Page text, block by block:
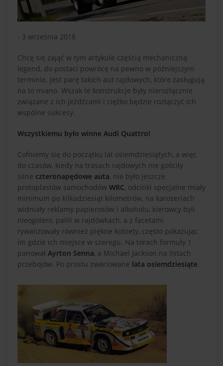
- 3 września 2018
Chcę się zająć w tym artykule częścią mechaniczną
legend, do postaci powrócę na pewno w późniejszym
terminie. Jest parę takich aut rajdowych, które zasługują
na to miano. Wszak te konstrukcje były nierozłącznie
związane z ich jeźdźcami i ciężko będzie rozłączyć ich
wspólne sukcesy.
Wszystkiemu było winne Audi Quattro!
Cofniemy się do początku lat osiemdziesiątych, a więc
do czasów, kiedy na trasach rajdowych nie gościły
silne czteronapędowe auta, nie było jeszcze
protoplastów samochodów WRC, odcinki specjalne miały
minimum po kilkadziesiąt kilometrów, na karoseriach
widniały reklamy papierosów i alkoholu, kierowcy byli
nieogoleni, palili w rajdówkach, a z facetami
rywalizowały również piękne kobiety, często pokazując
im gdzie ich miejsce w szeregu. Na torach formuły 1
panował Ayrton Senna, a Michael Jackson na listach
przebojów. Po prostu zwariowane lata osiemdziesiąte.